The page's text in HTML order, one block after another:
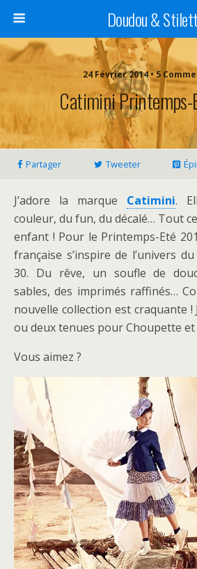
Doudou &
24 Février 2014 • 5
Catimini
Partager Tweeter
J’adore la marque Catimini.
couleur, du fun, du décalé… Tout
enfant ! Pour le Printemps-Eté
française s’inspire de l’univers
30. Du rêve, un soufle de
sables, des imprimés raffinés…
nouvelle collection est craquante !
ou deux tenues pour Choupette et
Vous aimez ?